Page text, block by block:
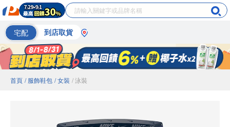
宅配 到店取貨
首頁 / 服飾鞋包 / 女裝 / 泳裝